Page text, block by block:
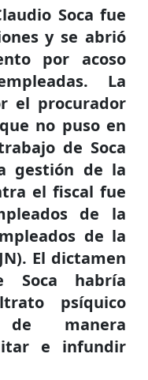
Soca fue
y se abrió
por acoso
La
el procurador
no puso en
de Soca
gestión de la
el fiscal fue
de la
de la
El dictamen
Soca habría
psíquico
manera
e infundir